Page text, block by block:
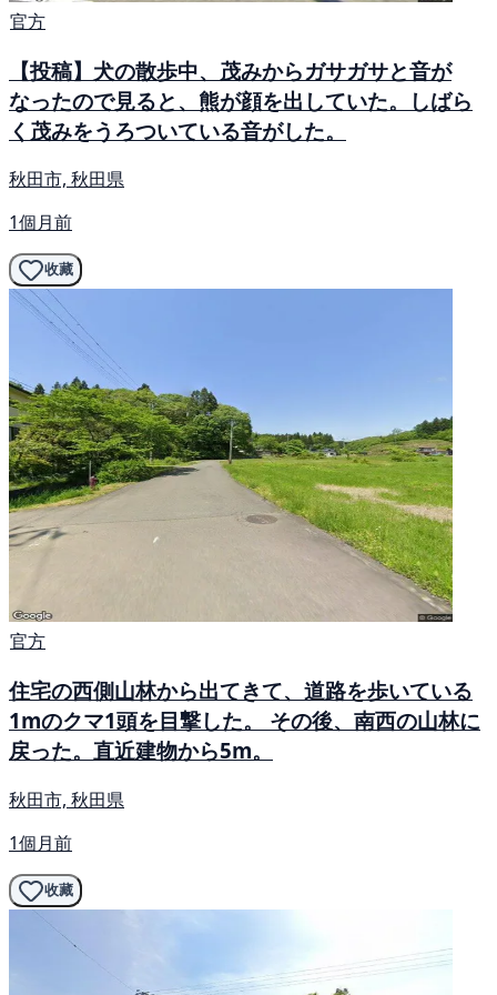
官方
【投稿】犬の散歩中、茂みからガサガサと音が
なったので見ると、熊が顔を出していた。しばら
く茂みをうろついている音がした。
秋田市, 秋田県
1個月前
收藏
官方
住宅の西側山林から出てきて、道路を歩いている
1mのクマ1頭を目撃した。 その後、南西の山林に
戻った。直近建物から5m。
秋田市, 秋田県
1個月前
收藏